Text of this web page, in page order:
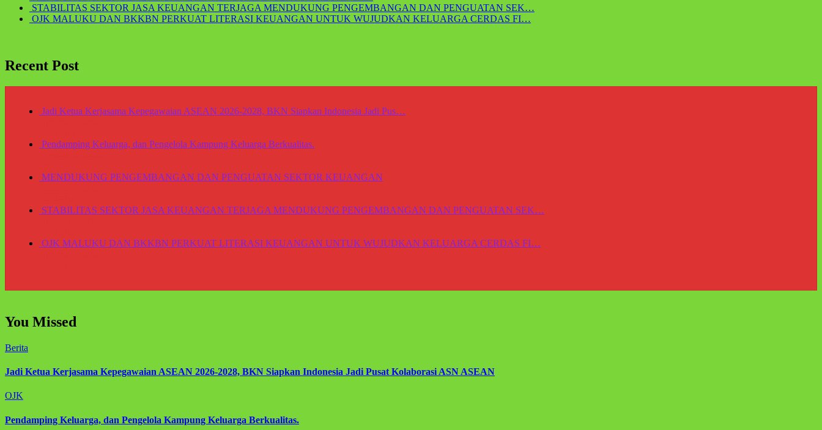
STABILITAS SEKTOR JASA KEUANGAN TERJAGA MENDUKUNG PENGEMBANGAN DAN PENGUATAN SEK…
OJK MALUKU DAN BKKBN PERKUAT LITERASI KEUANGAN UNTUK WUJUDKAN KELUARGA CERDAS FI…
Recent Post
Jadi Ketua Kerjasama Kepegawaian ASEAN 2026-2028, BKN Siapkan Indonesia Jadi Pus…
Pendamping Keluarga, dan Pengelola Kampung Keluarga Berkualitas.
MENDUKUNG PENGEMBANGAN DAN PENGUATAN SEKTOR KEUANGAN
STABILITAS SEKTOR JASA KEUANGAN TERJAGA MENDUKUNG PENGEMBANGAN DAN PENGUATAN SEK…
OJK MALUKU DAN BKKBN PERKUAT LITERASI KEUANGAN UNTUK WUJUDKAN KELUARGA CERDAS FI…
You Missed
Berita
Jadi Ketua Kerjasama Kepegawaian ASEAN 2026-2028, BKN Siapkan Indonesia Jadi Pusat Kolaborasi ASN ASEAN
OJK
Pendamping Keluarga, dan Pengelola Kampung Keluarga Berkualitas.